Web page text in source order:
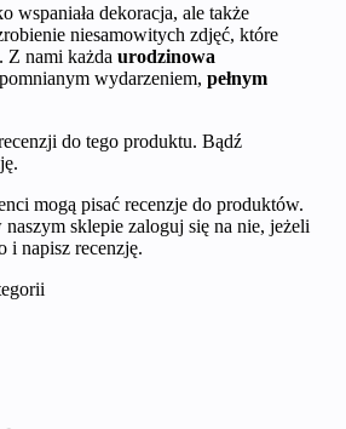
wspaniała dekoracja, ale także
niesamowitych zdjęć, które
Z nami każda urodzinowa
wydarzeniem, pełnym
do tego produktu. Bądź
mogą pisać recenzje do produktów.
sklepie zaloguj się na nie, jeżeli
i napisz recenzję.